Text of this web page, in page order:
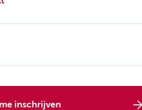
inschrijven